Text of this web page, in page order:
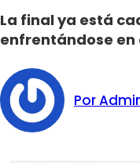
La final ya está
enfrentándose en
Por